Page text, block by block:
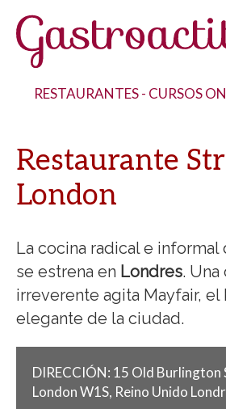
RESTAURANTES- CURSOS
Restaurante
London
La cocina radical e informal
se estrena en Londres. Una
irreverente agita Mayfair, el
elegante de la ciudad.
DIRECCIÓN: 15 Old Burlington
London W1S, Reino Unido